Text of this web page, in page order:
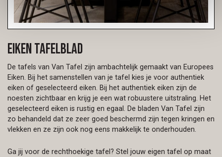
Eiken tafelblad
De tafels van Van Tafel zijn ambachtelijk gemaakt van Europees
Eiken. Bij het samenstellen van je tafel kies je voor authentiek
eiken of geselecteerd eiken. Bij het authentiek eiken zijn de
noesten zichtbaar en krijg je een wat robuustere uitstraling. Het
geselecteerd eiken is rustig en egaal. De bladen Van Tafel zijn
zo behandeld dat ze zeer goed beschermd zijn tegen kringen en
vlekken en ze zijn ook nog eens makkelijk te onderhouden.
Ga jij voor de rechthoekige tafel? Stel jouw eigen tafel op maat